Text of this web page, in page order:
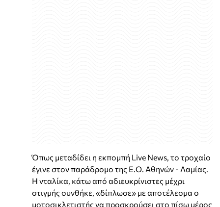
Όπως μεταδίδει η εκπομπή Live News, το τροχαίο
έγινε στον παράδρομο της Ε.Ο. Αθηνών - Λαμίας.
Η νταλίκα, κάτω από αδιευκρίνιστες μέχρι
στιγμής συνθήκε, «δίπλωσε» με αποτέλεσμα ο
μοτοσικλετιστής να προσκρούσει στο πίσω μέρος